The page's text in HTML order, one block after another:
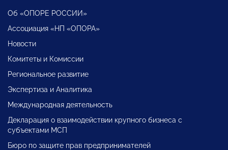
Об «ОПОРЕ РОССИИ»
Ассоциация «НП «ОПОРА»
Новости
Комитеты и Комиссии
Региональное развитие
Экспертиза и Аналитика
Международная деятельность
Декларация о взаимодействии крупного бизнеса с
субъектами МСП
Бюро по защите прав предпринимателей